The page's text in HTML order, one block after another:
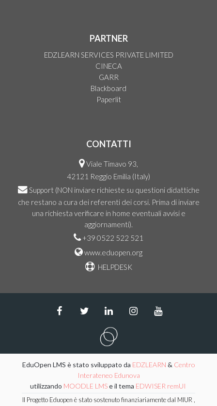
PARTNER
EDZLEARN SERVICES PRIVATE LIMITED
CINECA
GARR
Blackboard
Paperlit
CONTATTI
Viale Timavo 93,
42121 Reggio Emilia (Italy)
Support (NON inviare richieste su questioni didattiche
che restano a cura dei referenti dei corsi. Prima di inviare
una richiesta verificare in home eventuali avvisi e
aggiornamenti).
+39 0522 522 521
www.eduopen.org
HELPDESK
EduOpen LMS è stato sviluppato da EDZLEARN & Centro
Interateneo Edunova
utilizzando MOODLE LMSe il tema EDWISER remUI
Il Progetto Eduopen è stato sostenuto finanziariamente dal MIUR ,